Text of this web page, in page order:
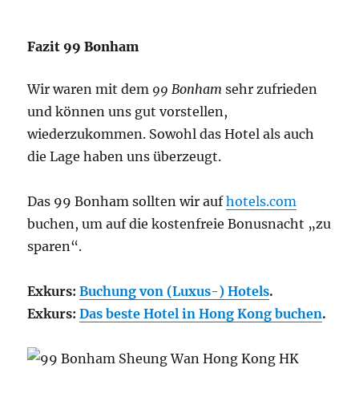
Fazit 99 Bonham
Wir waren mit dem 99 Bonham sehr zufrieden
und können uns gut vorstellen,
wiederzukommen. Sowohl das Hotel als auch
die Lage haben uns überzeugt.
Das 99 Bonham sollten wir aufhotels.com
buchen, um auf die kostenfreie Bonusnacht „zu
sparen“.
Exkurs:Buchung von (Luxus-) Hotels.
Exkurs:Das beste Hotel in Hong Kong buchen.